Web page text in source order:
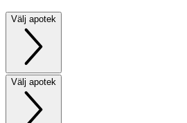
Välj apotek
Välj apotek